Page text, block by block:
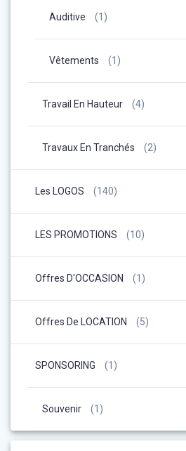
Auditive (1)
Vêtements (1)
Travail En Hauteur (4)
Travaux En Tranchés (2)
Les LOGOS (140)
LES PROMOTIONS (10)
Offres D'OCCASION (1)
Offres De LOCATION (5)
SPONSORING (1)
Souvenir (1)